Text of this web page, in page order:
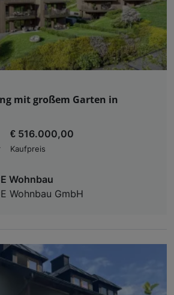
mit großem Garten in
€ 516.000,00
Kaufpreis
Wohnbau
Wohnbau GmbH